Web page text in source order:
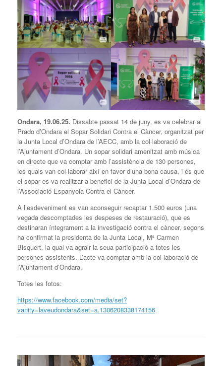
Ondara, 19.06.25. Dissabte passat 14 de juny, es va celebrar al
Prado d’Ondara el Sopar Solidari Contra el Càncer, organitzat per
la Junta Local d’Ondara de l’AECC, amb la col·laboració de
l’Ajuntament d’Ondara. Un sopar solidari amenitzat amb música
en directe que va comptar amb l’assistència de 130 persones,
les quals van col·laborar així en favor d’una bona causa, i és que
el sopar es va realitzar a benefici de la Junta Local d’Ondara de
l’Associació Espanyola Contra el Càncer.
A l’esdeveniment es van aconseguir recaptar 1.500 euros (una
vegada descomptades les despeses de restauració), que es
destinaran íntegrament a la investigació contra el càncer, segons
ha confirmat la presidenta de la Junta Local, Mª Carmen
Bisquert, la qual va agrair la seua participació a totes les
persones assistents. L’acte va comptar amb la col·laboració de
l’Ajuntament d’Ondara.
Totes les fotos:
https://www.facebook.com/media/set?
vanity=laveudondara&set=a.1306208338174156